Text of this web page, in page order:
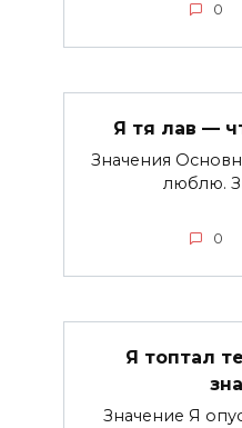
0
Я тя лав —
Значения
люблю.
0
Я топтал
Значение Я